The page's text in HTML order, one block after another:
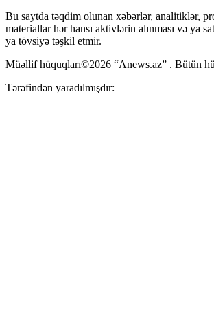
Bu saytda təqdim olunan xəbərlər, analitiklər,
materiallar hər hansı aktivlərin alınması və ya
ya tövsiyə təşkil etmir.
Müəllif hüquqları©2026 “Anews.az” . Bütün
Tərəfindən yaradılmışdır: